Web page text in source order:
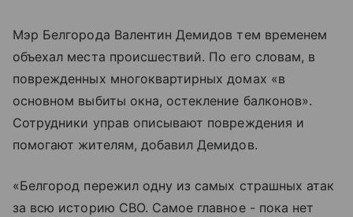
Мэр Белгорода Валентин Демидов тем временем
объехал места происшествий. По его словам, в
поврежденных многоквартирных домах «в
основном выбиты окна, остекление балконов».
Сотрудники управ описывают повреждения и
помогают жителям, добавил Демидов.
«Белгород пережил одну из самых страшных атак
за всю историю СВО. Самое главное - пока нет